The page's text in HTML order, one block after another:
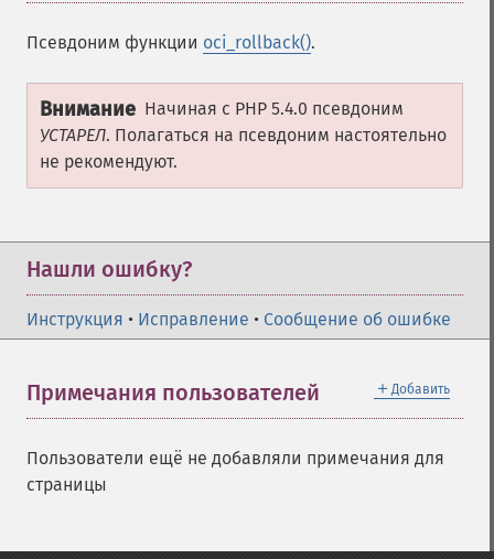
Псевдоним функции oci_rollback().
Внимание Начиная с PHP 5.4.0 псевдоним
УСТАРЕЛ. Полагаться на псевдоним настоятельно
не рекомендуют.
Нашли ошибку?
Инструкция • Исправление • Сообщение об ошибке
＋ Добавить
Примечания пользователей
Пользователи ещё не добавляли примечания для
страницы